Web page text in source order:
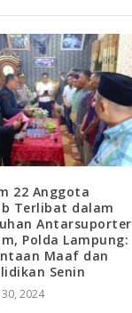
22 Anggota
Terlibat dalam
Antarsuporter
Polda Lampung:
Maaf dan
Senin
30, 2024